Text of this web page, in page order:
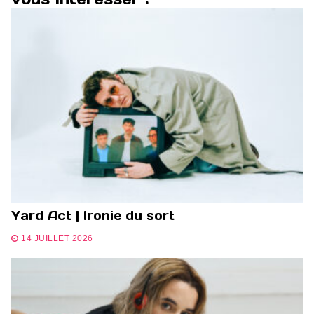
Yard Act | Ironie du sort
14 JUILLET 2026